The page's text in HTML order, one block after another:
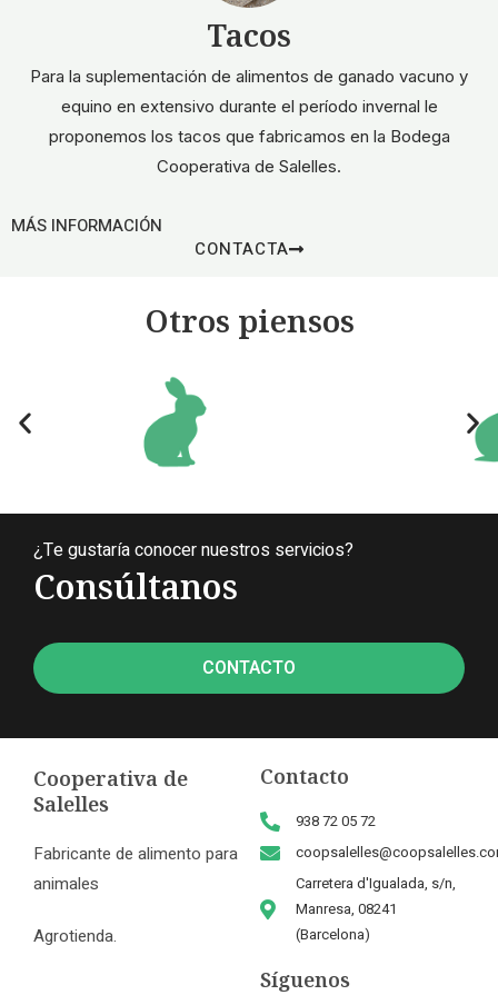
Tacos
Para la suplementación de alimentos de ganado vacuno y
equino en extensivo durante el período invernal le
proponemos los tacos que fabricamos en la Bodega
Cooperativa de Salelles.
MÁS INFORMACIÓN
CONTACTA
Otros piensos
¿Te gustaría conocer nuestros servicios?
Consúltanos
CONTACTO
Cooperativa de
Salelles
Fabricante de alimento para
animales
Agrotienda.
Contacto
938 72 05 72
Carretera d'Igualada, s/n,
Manresa, 08241
(Barcelona)
Síguenos